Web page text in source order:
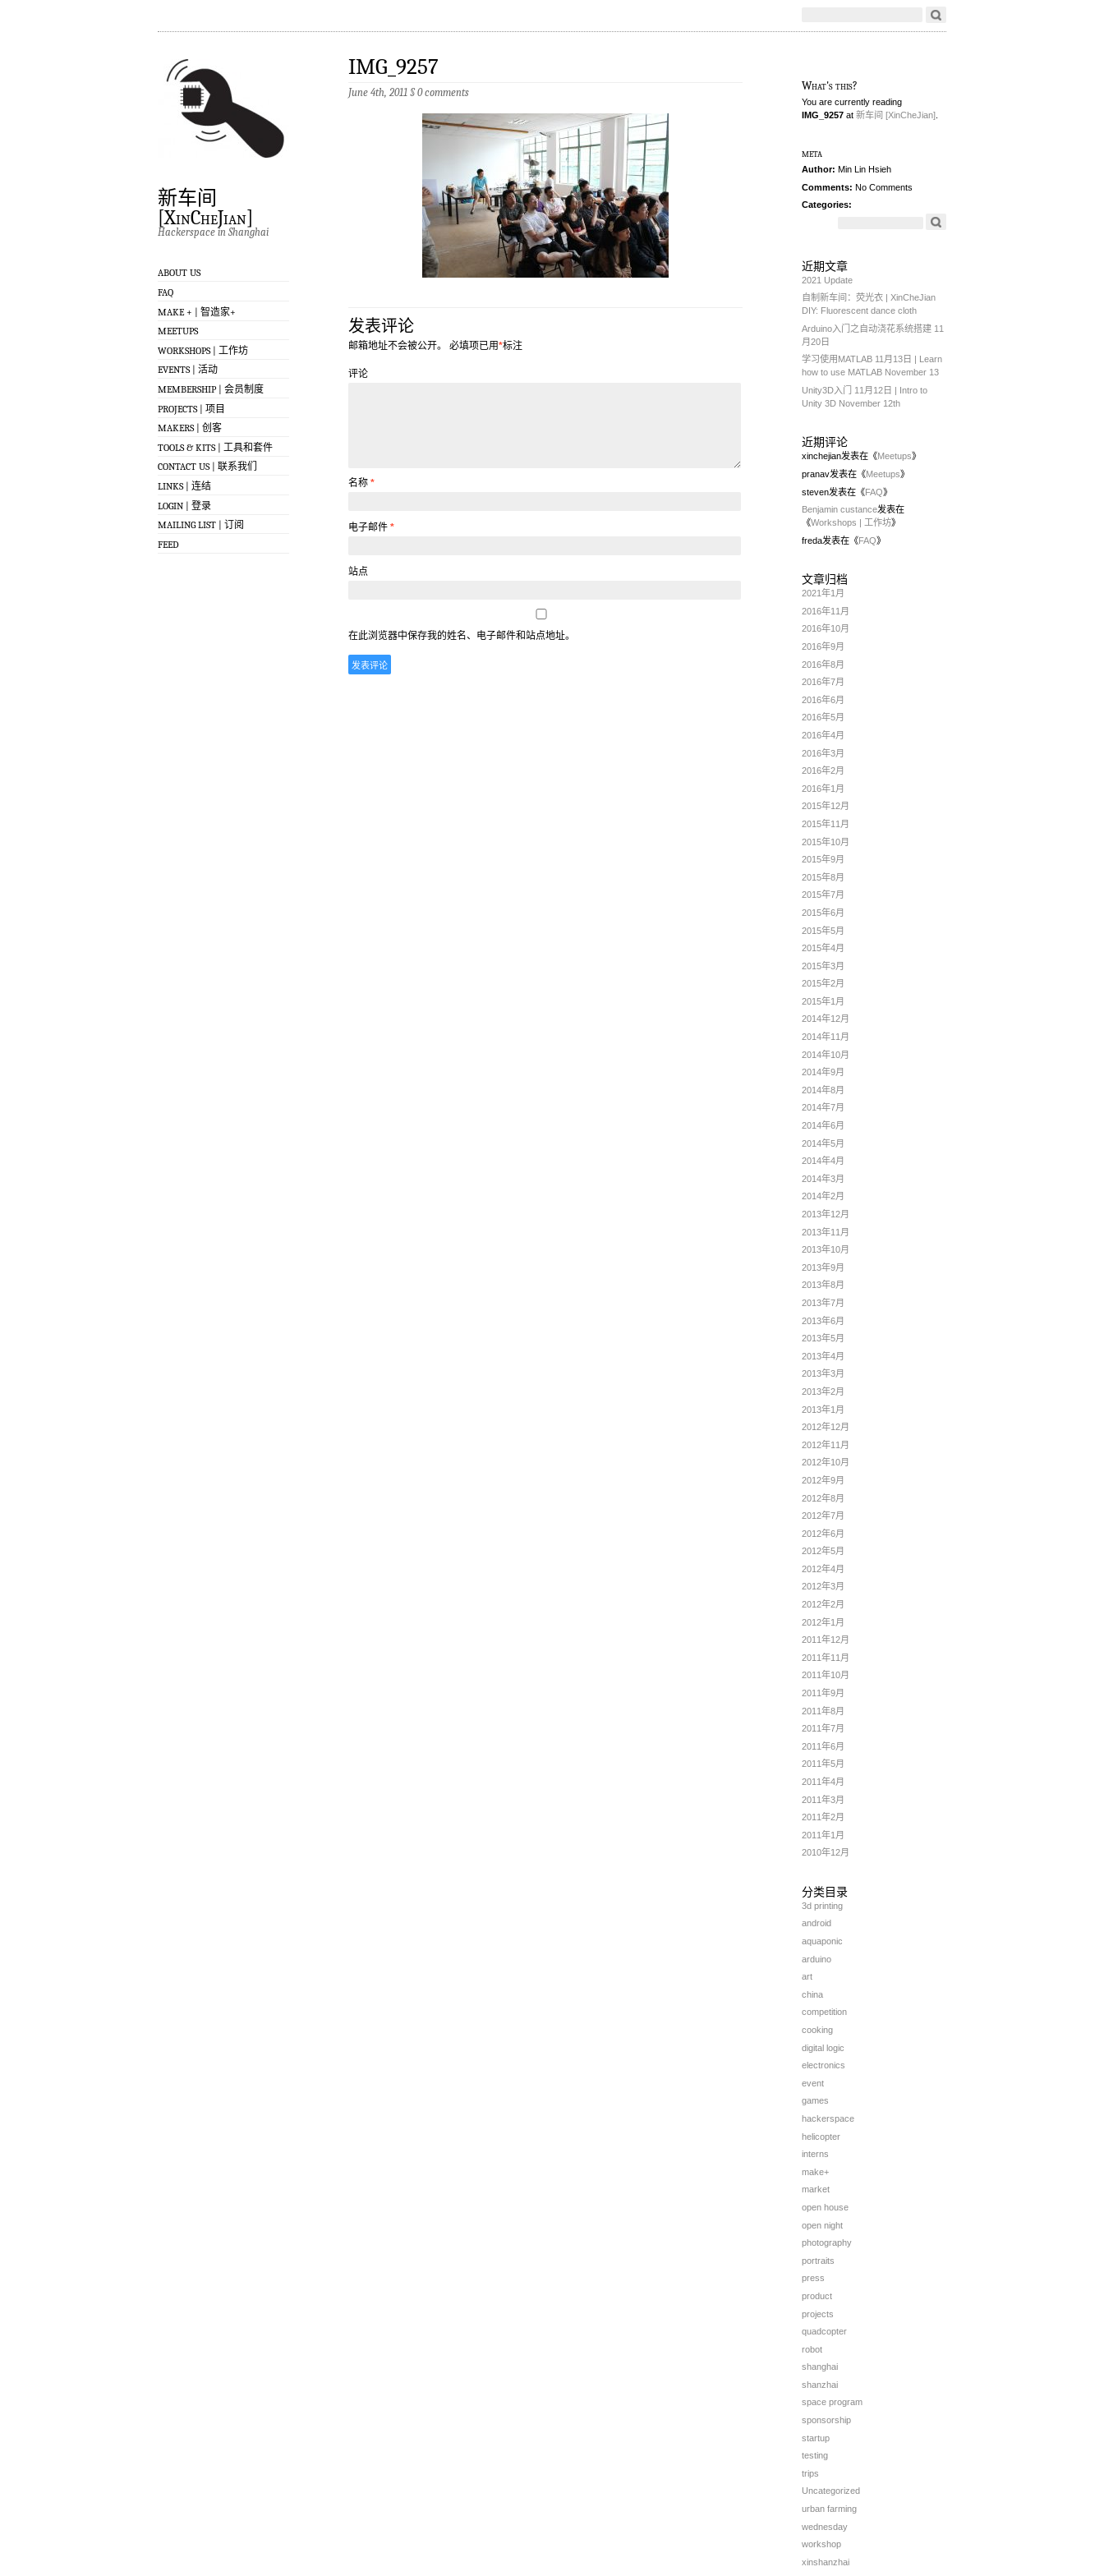
新车间
[XinCheJian]
Hackerspace in Shanghai
ABOUT US
FAQ
MAKE + | 智造家+
MEETUPS
WORKSHOPS | 工作坊
EVENTS | 活动
MEMBERSHIP | 会员制度
PROJECTS | 项目
MAKERS | 创客
TOOLS & KITS | 工具和套件
CONTACT US | 联系我们
LINKS | 连结
LOGIN | 登录
MAILING LIST | 订阅
FEED
IMG_9257
June 4th, 2011 §0 comments
发表评论
邮箱地址不会被公开。 必填项已用*标注
评论
名称 *
电子邮件 *
站点
在此浏览器中保存我的姓名、电子邮件和站点地址。
What's this?
You are currently reading
IMG_9257 at 新车间 [XinCheJian]
meta
Author: Min Lin Hsieh
Comments: No Comments
Categories:
近期文章
2021 Update
自制新车间：荧光衣 | XinCheJian
DIY: Fluorescent dance cloth
Arduino入门之自动浇花系统搭建 11
月20日
学习使用MATLAB 11月13日 | Learn
how to use MATLAB November 13
Unity3D入门 11月12日 | Intro to
Unity 3D November 12th
近期评论
xinchejian发表在《 Meetups》
pranav发表在《Meetups》
steven发表在《FAQ》
Benjamin custance发表在
《Workshops | 工作坊》
freda发表在《FAQ》
文章归档
2021年1月
2016年11月
2016年10月
2016年9月
2016年8月
2016年7月
2016年6月
2016年5月
2016年4月
2016年3月
2016年2月
2016年1月
2015年12月
2015年11月
2015年10月
2015年9月
2015年8月
2015年7月
2015年6月
2015年5月
2015年4月
2015年3月
2015年2月
2015年1月
2014年12月
2014年11月
2014年10月
2014年9月
2014年8月
2014年7月
2014年6月
2014年5月
2014年4月
2014年3月
2014年2月
2013年12月
2013年11月
2013年10月
2013年9月
2013年8月
2013年7月
2013年6月
2013年5月
2013年4月
2013年3月
2013年2月
2013年1月
2012年12月
2012年11月
2012年10月
2012年9月
2012年8月
2012年7月
2012年6月
2012年5月
2012年4月
2012年3月
2012年2月
2012年1月
2011年12月
2011年11月
2011年10月
2011年9月
2011年8月
2011年7月
2011年6月
2011年5月
2011年4月
2011年3月
2011年2月
2011年1月
2010年12月
分类目录
3d printing
android
aquaponic
arduino
art
china
competition
cooking
digital logic
electronics
event
games
hackerspace
helicopter
interns
make+
market
open house
open night
photography
portraits
press
product
projects
quadcopter
robot
shanghai
shanzhai
space program
sponsorship
startup
testing
trips
Uncategorized
urban farming
wednesday
workshop
xinshanzhai